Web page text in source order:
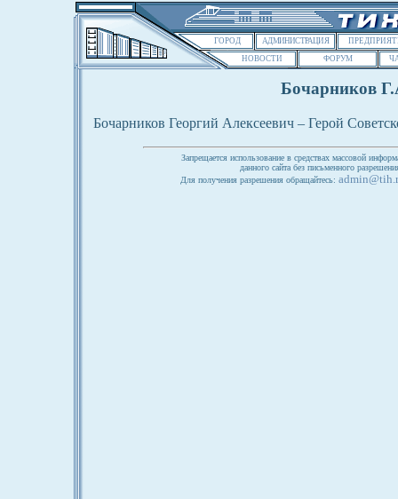
ГОРОД АДМИНИСТРАЦИЯ
НОВОСТИ
ФОРУМ
Бочарников
Бочарников Георгий Алексеевич – Герой
Запрещается использование в средствах массовой
данного сайта без письменного
Для получения разрешения обращайтесь: